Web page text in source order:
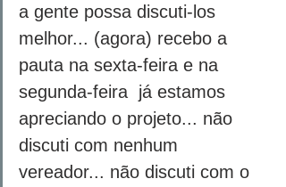
a gente possa discuti-los
melhor... (agora) recebo a
pauta na sexta-feira e na
segunda-feira  já estamos
apreciando o projeto... não
discuti com nenhum
vereador... não discuti com o